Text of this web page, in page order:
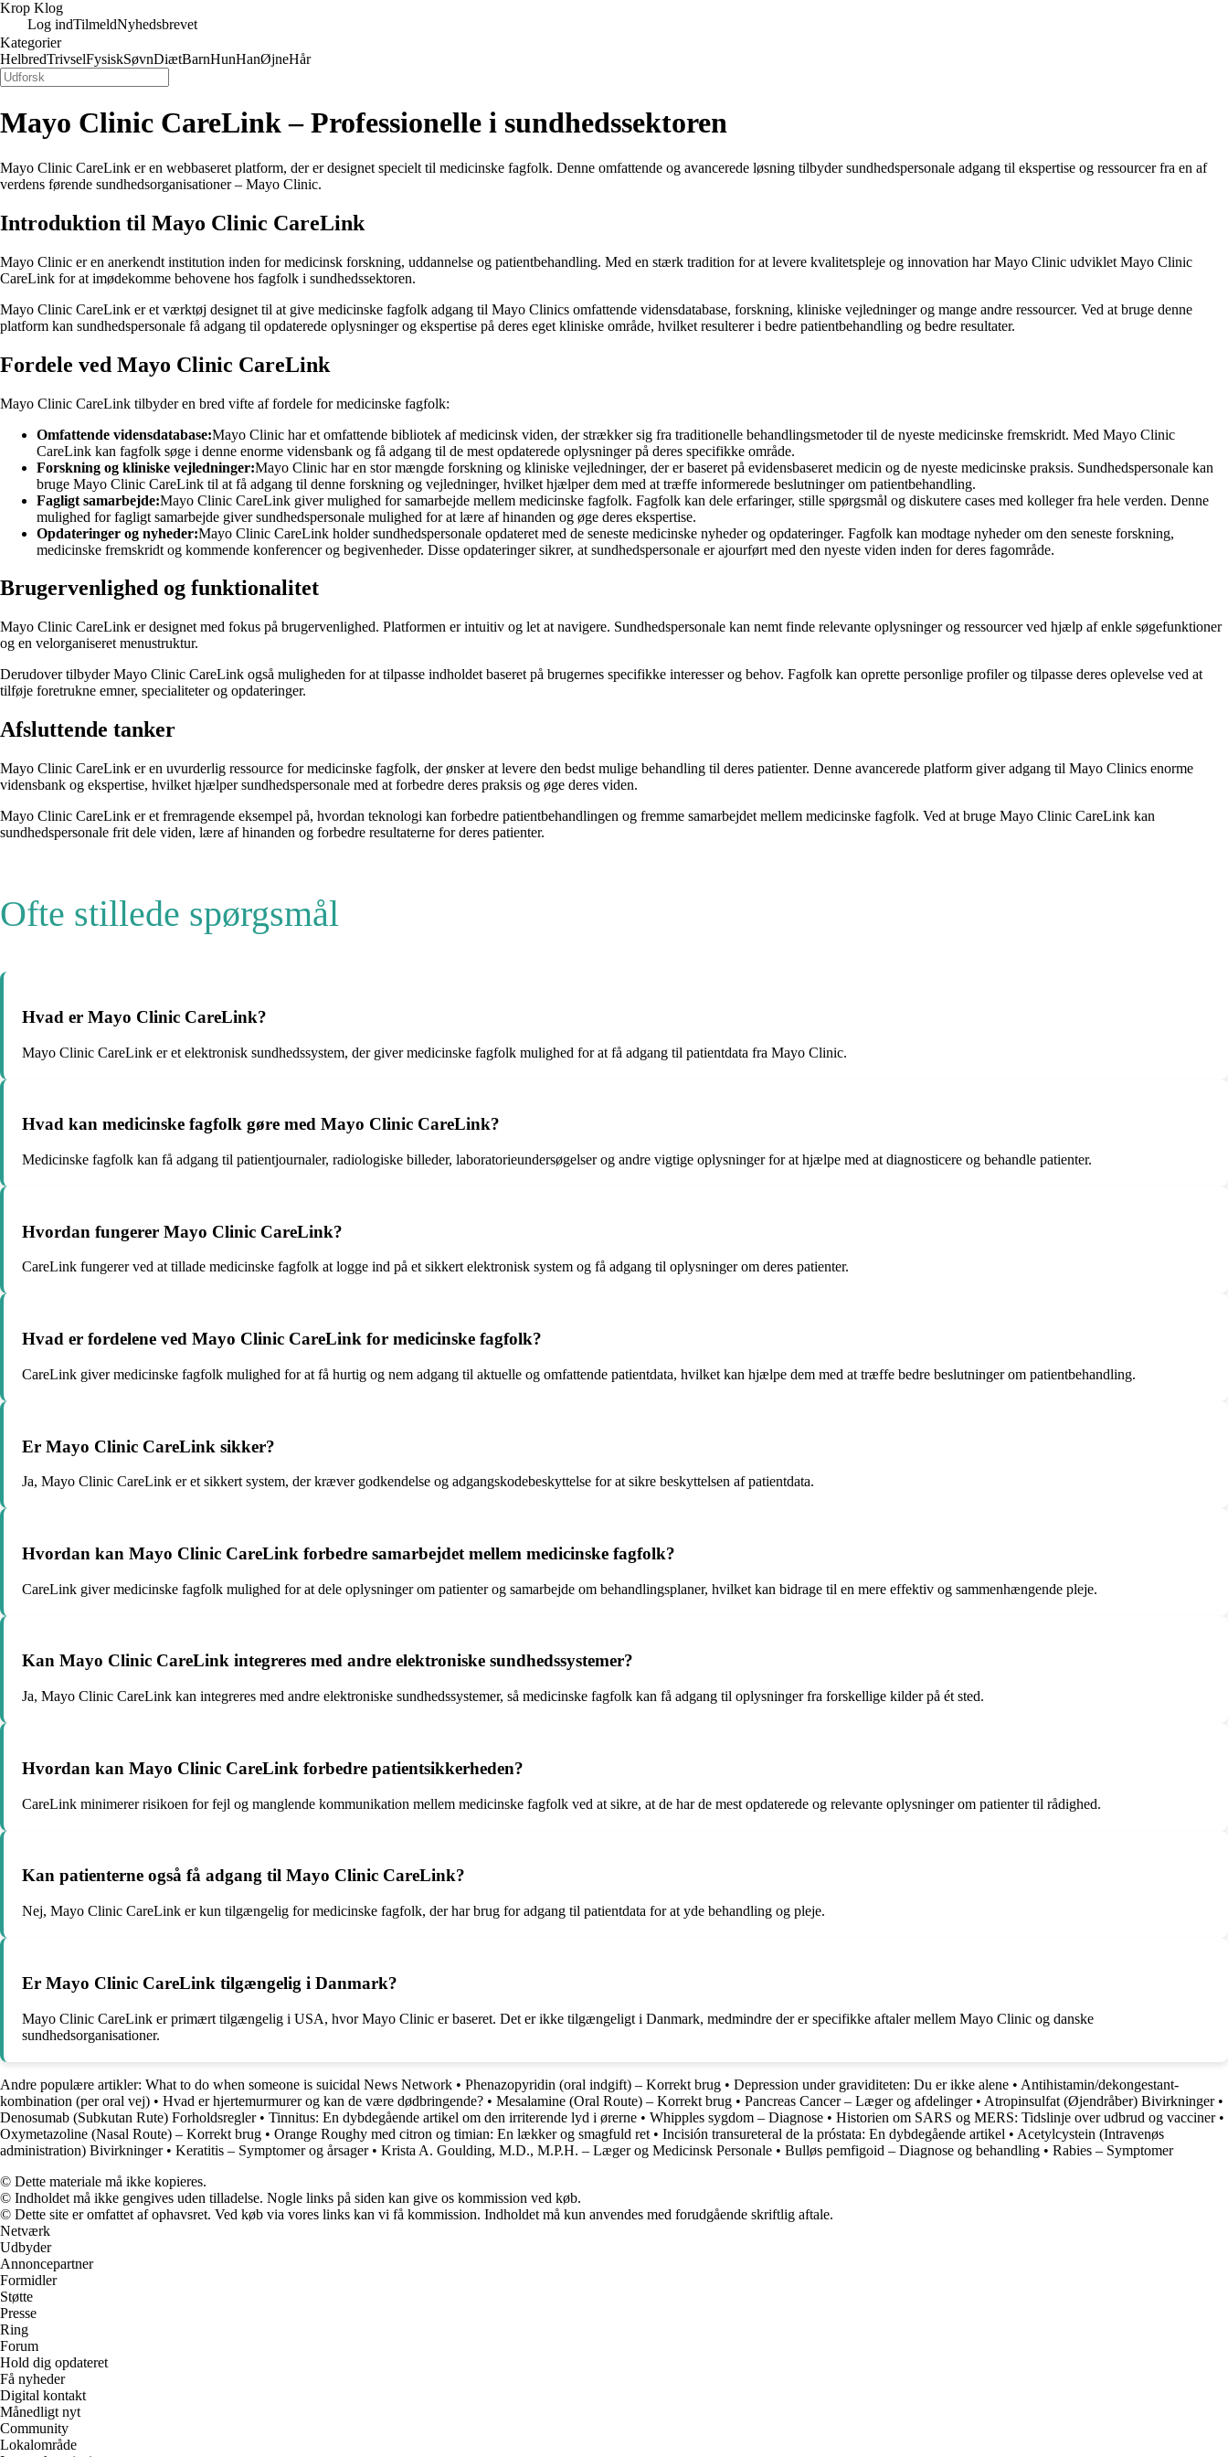
Krop Klog
Log indTilmeldNyhedsbrevet
Kategorier
HelbredTrivselFysiskSøvnDiætBarnHunHanØjneHår
Mayo Clinic CareLink – Professionelle i sundhedssektoren
Mayo Clinic CareLink er en webbaseret platform, der er designet specielt til medicinske fagfolk. Denne omfattende og avancerede løsning tilbyder sundhedspersonale adgang til ekspertise og ressourcer fra en af ​​
verdens førende sundhedsorganisationer – Mayo Clinic.
Introduktion til Mayo Clinic CareLink
Mayo Clinic er en anerkendt institution inden for medicinsk forskning, uddannelse og patientbehandling. Med en stærk tradition for at levere kvalitetspleje og innovation har Mayo Clinic udviklet Mayo Clinic
CareLink for at imødekomme behovene hos fagfolk i sundhedssektoren.
Mayo Clinic CareLink er et værktøj designet til at give medicinske fagfolk adgang til Mayo Clinics omfattende vidensdatabase, forskning, kliniske vejledninger og mange andre ressourcer. Ved at bruge denne
platform kan sundhedspersonale få adgang til opdaterede oplysninger og ekspertise på deres eget kliniske område, hvilket resulterer i bedre patientbehandling og bedre resultater.
Fordele ved Mayo Clinic CareLink
Mayo Clinic CareLink tilbyder en bred vifte af fordele for medicinske fagfolk:
Omfattende vidensdatabase:Mayo Clinic har et omfattende bibliotek af medicinsk viden, der strækker sig fra traditionelle behandlingsmetoder til de nyeste medicinske fremskridt. Med Mayo Clinic
CareLink kan fagfolk søge i denne enorme vidensbank og få adgang til de mest opdaterede oplysninger på deres specifikke område.
Forskning og kliniske vejledninger:Mayo Clinic har en stor mængde forskning og kliniske vejledninger, der er baseret på evidensbaseret medicin og de nyeste medicinske praksis. Sundhedspersonale kan
bruge Mayo Clinic CareLink til at få adgang til denne forskning og vejledninger, hvilket hjælper dem med at træffe informerede beslutninger om patientbehandling.
Fagligt samarbejde:Mayo Clinic CareLink giver mulighed for samarbejde mellem medicinske fagfolk. Fagfolk kan dele erfaringer, stille spørgsmål og diskutere cases med kolleger fra hele verden. Denne
mulighed for fagligt samarbejde giver sundhedspersonale mulighed for at lære af hinanden og øge deres ekspertise.
Opdateringer og nyheder:Mayo Clinic CareLink holder sundhedspersonale opdateret med de seneste medicinske nyheder og opdateringer. Fagfolk kan modtage nyheder om den seneste forskning,
medicinske fremskridt og kommende konferencer og begivenheder. Disse opdateringer sikrer, at sundhedspersonale er ajourført med den nyeste viden inden for deres fagområde.
Brugervenlighed og funktionalitet
Mayo Clinic CareLink er designet med fokus på brugervenlighed. Platformen er intuitiv og let at navigere. Sundhedspersonale kan nemt finde relevante oplysninger og ressourcer ved hjælp af enkle søgefunktioner
og en velorganiseret menustruktur.
Derudover tilbyder Mayo Clinic CareLink også muligheden for at tilpasse indholdet baseret på brugernes specifikke interesser og behov. Fagfolk kan oprette personlige profiler og tilpasse deres oplevelse ved at
tilføje foretrukne emner, specialiteter og opdateringer.
Afsluttende tanker
Mayo Clinic CareLink er en uvurderlig ressource for medicinske fagfolk, der ønsker at levere den bedst mulige behandling til deres patienter. Denne avancerede platform giver adgang til Mayo Clinics enorme
vidensbank og ekspertise, hvilket hjælper sundhedspersonale med at forbedre deres praksis og øge deres viden.
Mayo Clinic CareLink er et fremragende eksempel på, hvordan teknologi kan forbedre patientbehandlingen og fremme samarbejdet mellem medicinske fagfolk. Ved at bruge Mayo Clinic CareLink kan
sundhedspersonale frit dele viden, lære af hinanden og forbedre resultaterne for deres patienter.
Ofte stillede spørgsmål
Hvad er Mayo Clinic CareLink?
Mayo Clinic CareLink er et elektronisk sundhedssystem, der giver medicinske fagfolk mulighed for at få adgang til patientdata fra Mayo Clinic.
Hvad kan medicinske fagfolk gøre med Mayo Clinic CareLink?
Medicinske fagfolk kan få adgang til patientjournaler, radiologiske billeder, laboratorieundersøgelser og andre vigtige oplysninger for at hjælpe med at diagnosticere og behandle patienter.
Hvordan fungerer Mayo Clinic CareLink?
CareLink fungerer ved at tillade medicinske fagfolk at logge ind på et sikkert elektronisk system og få adgang til oplysninger om deres patienter.
Hvad er fordelene ved Mayo Clinic CareLink for medicinske fagfolk?
CareLink giver medicinske fagfolk mulighed for at få hurtig og nem adgang til aktuelle og omfattende patientdata, hvilket kan hjælpe dem med at træffe bedre beslutninger om patientbehandling.
Er Mayo Clinic CareLink sikker?
Ja, Mayo Clinic CareLink er et sikkert system, der kræver godkendelse og adgangskodebeskyttelse for at sikre beskyttelsen af patientdata.
Hvordan kan Mayo Clinic CareLink forbedre samarbejdet mellem medicinske fagfolk?
CareLink giver medicinske fagfolk mulighed for at dele oplysninger om patienter og samarbejde om behandlingsplaner, hvilket kan bidrage til en mere effektiv og sammenhængende pleje.
Kan Mayo Clinic CareLink integreres med andre elektroniske sundhedssystemer?
Ja, Mayo Clinic CareLink kan integreres med andre elektroniske sundhedssystemer, så medicinske fagfolk kan få adgang til oplysninger fra forskellige kilder på ét sted.
Hvordan kan Mayo Clinic CareLink forbedre patientsikkerheden?
CareLink minimerer risikoen for fejl og manglende kommunikation mellem medicinske fagfolk ved at sikre, at de har de mest opdaterede og relevante oplysninger om patienter til rådighed.
Kan patienterne også få adgang til Mayo Clinic CareLink?
Nej, Mayo Clinic CareLink er kun tilgængelig for medicinske fagfolk, der har brug for adgang til patientdata for at yde behandling og pleje.
Er Mayo Clinic CareLink tilgængelig i Danmark?
Mayo Clinic CareLink er primært tilgængelig i USA, hvor Mayo Clinic er baseret. Det er ikke tilgængeligt i Danmark, medmindre der er specifikke aftaler mellem Mayo Clinic og danske
sundhedsorganisationer.
Andre populære artikler: What to do when someone is suicidal News Network • Phenazopyridin (oral indgift) – Korrekt brug • Depression under graviditeten: Du er ikke alene • Antihistamin/dekongestant-
kombination (per oral vej) • Hvad er hjertemurmurer og kan de være dødbringende? • Mesalamine (Oral Route) – Korrekt brug • Pancreas Cancer – Læger og afdelinger• Atropinsulfat (Øjendråber) Bivirkninger•
Denosumab (Subkutan Rute) Forholdsregler• Tinnitus: En dybdegående artikel om den irriterende lyd i ørerne • Whipples sygdom – Diagnose • Historien om SARS og MERS: Tidslinje over udbrud og vacciner•
Oxymetazoline (Nasal Route) – Korrekt brug • Orange Roughy med citron og timian: En lækker og smagfuld ret • Incisión transureteral de la próstata: En dybdegående artikel • Acetylcystein (Intravenøs
administration) Bivirkninger• Keratitis – Symptomer og årsager• Krista A. Goulding, M.D., M.P.H. – Læger og Medicinsk Personale • Bulløs pemfigoid – Diagnose og behandling • Rabies – Symptomer
© Dette materiale må ikke kopieres.
© Indholdet må ikke gengives uden tilladelse. Nogle links på siden kan give os kommission ved køb.
© Dette site er omfattet af ophavsret. Ved køb via vores links kan vi få kommission. Indholdet må kun anvendes med forudgående skriftlig aftale.
Netværk
Udbyder
Annoncepartner
Formidler
Støtte
Presse
Ring
Forum
Hold dig opdateret
Få nyheder
Digital kontakt
Månedligt nyt
Community
Lokalområde